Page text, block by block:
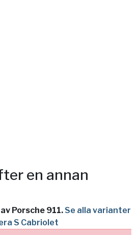
en annan
Porsche 911. Se alla varianter
S Cabriolet